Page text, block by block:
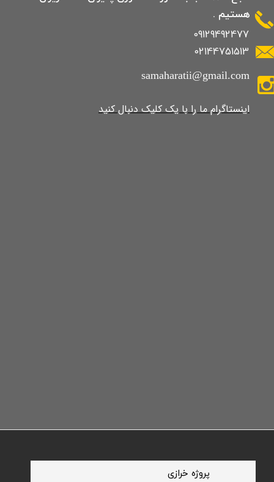
​پروژه خرازی
09129492477
02144751513
هستیم .
samaharatii@gmail.com
​​​​​​​​​اینستاگرام ما را با یک کلیک دنبال کنید